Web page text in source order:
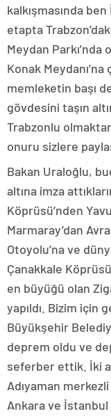
kalkışmasında
etapta
Meydan
Konak
memleketin başı
gövdesini taşın
Trabzonlu
onuru sizlere
Bakan Uraloğlu,
altına imza
Köprüsü’nden
Marmaray’dan
Otoyolu’na ve
Çanakkale
en büyüğü olan
yapıldı. Bizim için
Büyükşehir
deprem oldu ve
seferber ettik. İki
Adıyaman
Ankara ve